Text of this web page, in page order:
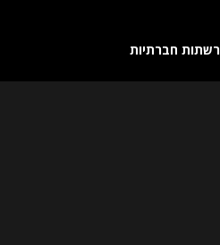
רשתות חברתיות